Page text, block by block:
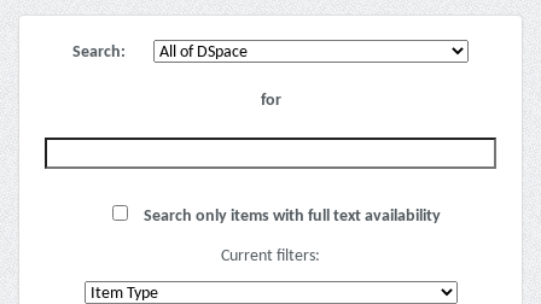
Search:
for
Search only items with full text availability
Current filters: